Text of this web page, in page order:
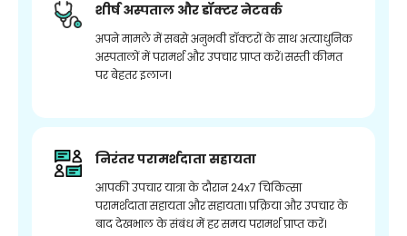
शीर्ष अस्पताल और डॉक्टर नेटवर्क
अपने मामले में सबसे अनुभवी डॉक्टरों के साथ अत्याधुनिक
अस्पतालों में परामर्श और उपचार प्राप्त करें। सस्ती कीमत
पर बेहतर इलाज।
निरंतर परामर्शदाता सहायता
आपकी उपचार यात्रा के दौरान 24x7 चिकित्सा
परामर्शदाता सहायता और सहायता। प्रक्रिया और उपचार के
बाद देखभाल के संबंध में हर समय परामर्श प्राप्त करें।